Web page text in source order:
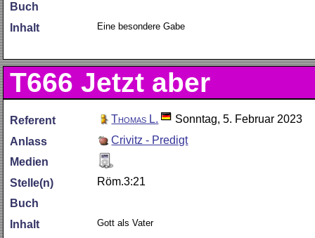
Buch
Inhalt
Eine besondere Gabe
T666 Jetzt aber
Referent Thomas L.
Sonntag, 5. Februar 2023
Anlass
Crivitz - Predigt
Medien
Stelle(n)
Röm.3:21
Buch
Inhalt
Gott als Vater